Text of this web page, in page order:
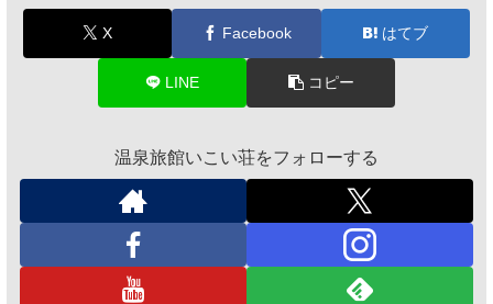
X Facebook はてブ
LINE コピー
温泉旅館いこい荘をフォローする